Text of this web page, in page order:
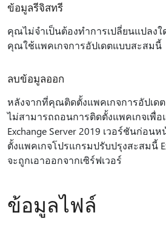
ข้อมูลรีจิสทรี
คุณไม่จําเป็นต้องทําการเปลี่ยนแปลง
คุณใช้แพคเกจการอัปเดตแบบสะสมนี้
ลบข้อมูลออก
หลังจากที่คุณติดตั้งแพคเกจการอัปเด
ไม่สามารถถอนการติดตั้งแพคเกจเพื่อ
Exchange Server 2019 เวอร์ชันก่อ
ตั้งแพคเกจโปรแกรมปรับปรุงสะสมนี้
จะถูกเอาออกจากเซิร์ฟเวอร์
ข้อมูลไฟล์